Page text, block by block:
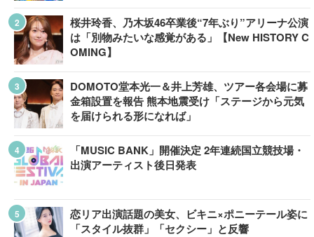
桜井玲香、乃木坂46卒業後“7年ぶり”アリーナ公演
は「別物みたいな感覚がある」【New HISTORY C
OMING】
DOMOTO堂本光一＆井上芳雄、ツアー各会場に募
金箱設置を報告 熊本地震受け「ステージから元気
を届けられる形になれば」
「MUSIC BANK」開催決定 2年連続国立競技場・
出演アーティスト後日発表
恋リア出演話題の美女、ビキニ×ポニーテール姿に
「スタイル抜群」「セクシー」と反響